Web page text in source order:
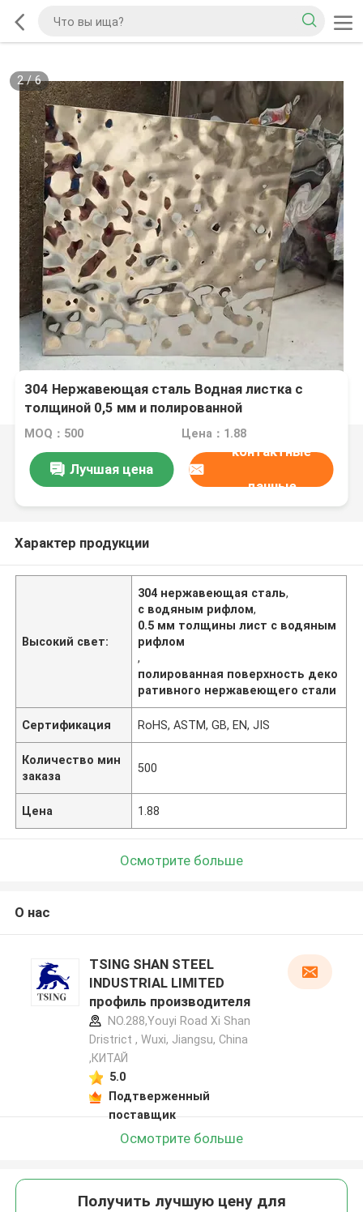
2/6
304 Нержавеющая сталь Водная листка с
толщиной 0,5 мм и полированной
поверхностью для стенных панелей
MOQ：500 Цена：1.88
Лучшая цена
контактные
данные
Характер продукции
Высокий свет:
304 нержавеющая сталь,
с водяным рифлом,
0.5 мм толщины лист с водяным
рифлом
,
полированная поверхность деко
ративного нержавеющего стали
Сертификация RoHS, ASTM, GB, EN, JIS
Количество мин
заказа
500
Цена 1.88
Осмотрите больше
О нас
TSING SHAN STEEL
INDUSTRIAL LIMITED
профиль производителя
NO.288,Youyi Road Xi Shan
Dristrict , Wuxi, Jiangsu, China
,КИТАЙ
5.0
Подтверженный
поставщик
Осмотрите больше
Получить лучшую цену для